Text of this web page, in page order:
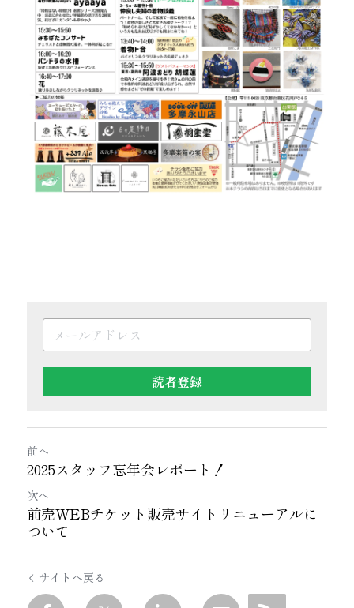
読者登録
前へ
2025スタッフ忘年会レポート！
次へ
前売WEBチケット販売サイトリニューアルに
ついて
サイトへ戻る